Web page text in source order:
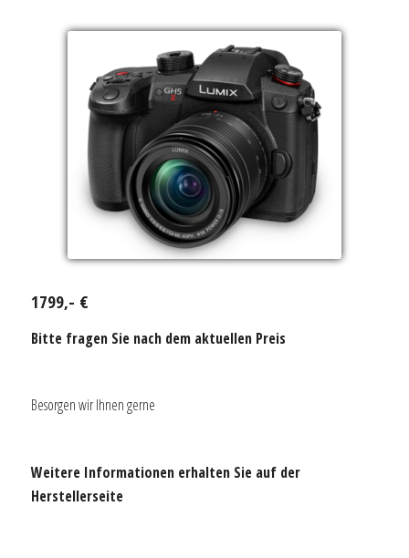
1799,- €
Bitte fragen Sie nach dem aktuellen Preis
Besorgen wir Ihnen gerne
Weitere Informationen erhalten Sie auf der
Herstellerseite